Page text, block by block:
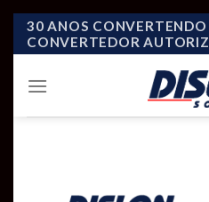
Skip
30 ANOS
CONVERTEDOR